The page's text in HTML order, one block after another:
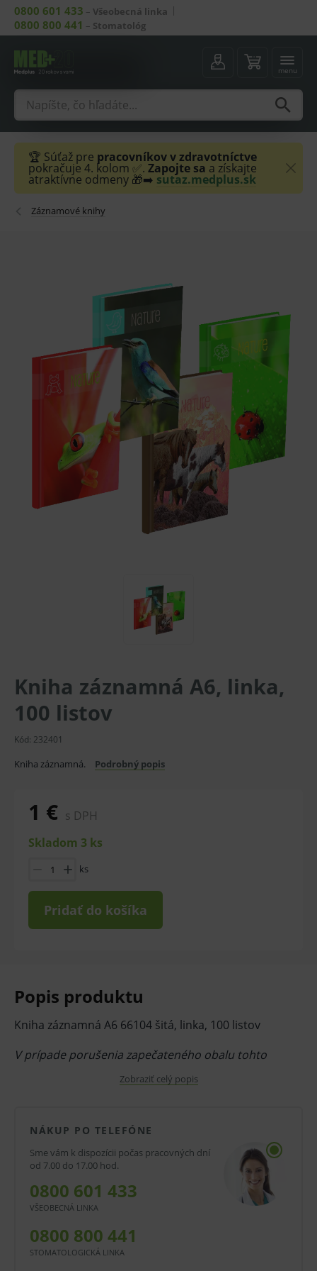
0800 601 433 – Všeobecná linka
0800 800 441 – Stomatológ
menu
🏆 Súťaž pre pracovníkov v zdravotníctve
pokračuje 4. kolom ✅. Zapojte sa a získajte
atraktívne odmeny 🎁➡️ sutaz.medplus.sk
Záznamové knihy
Kniha záznamná A6, linka,
100 listov
Kód: 232401
Kniha záznamná. Podrobný popis
1 € s DPH
Skladom 3 ks
ks
Pridať do košíka
Popis produktu
Kniha záznamná A6 66104 šitá, linka, 100 listov
V prípade porušenia zapečateného obalu tohto
tovaru nie je z dôvodu ochrany zdravia alebo
Zobraziť celý popis
NÁKUP PO TELEFÓNE
Sme vám k dispozícii počas pracovných dní
od 7.00 do 17.00 hod.
0800 601 433
VŠEOBECNÁ LINKA
0800 800 441
STOMATOLOGICKÁ LINKA